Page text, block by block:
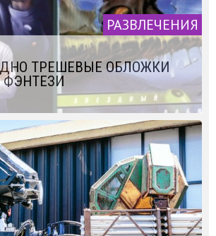
РАЗВЛЕЧЕНИЯ
ТРЕШЕВЫЕ ОБЛОЖКИ
ФЭНТЕЗИ